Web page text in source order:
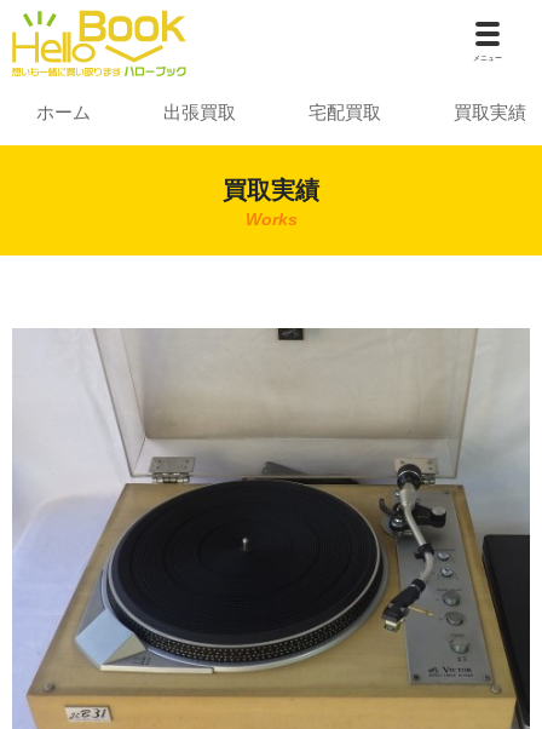
メニュー
ホーム 出張買取 宅配買取 買取実績
買取実績
Works